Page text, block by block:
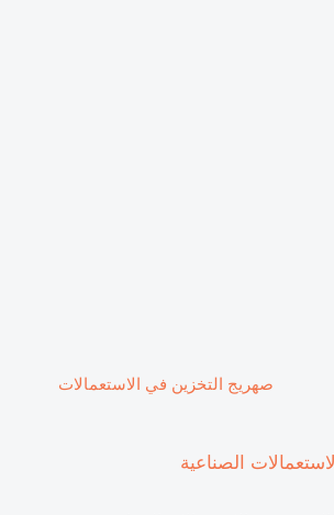
صهريج التخزين في الاستعمالات
الصناعية